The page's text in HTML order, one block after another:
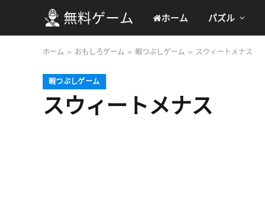
ホーム パズル
ホーム » おもしろゲーム » 暇つぶしゲーム » スウィートメナス
暇つぶしゲーム
スウィートメナス